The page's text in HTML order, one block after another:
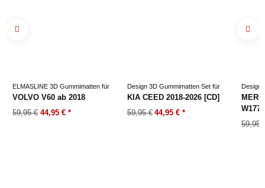
ELMASLINE 3D Gummimatten für
VOLVO V60 ab 2018
59,95 € 44,95 € *
Design 3D Gummimatten Set für
KIA CEED 2018-2026 [CD]
59,95 € 44,95 € *
Design
W177
59,95